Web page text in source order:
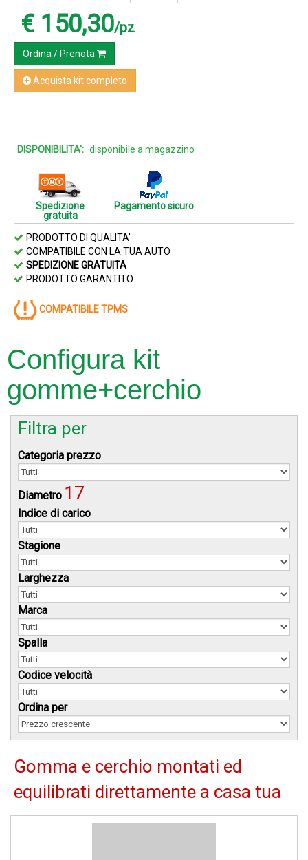
€ 150,30/pz
Ordina / Prenota
Acquista kit completo
DISPONIBILITA': disponibile a magazzino
Spedizione
gratuita
Pagamento sicuro
PRODOTTO DI QUALITA'
COMPATIBILE CON LA TUA AUTO
SPEDIZIONE GRATUITA
PRODOTTO GARANTITO
COMPATIBILE TPMS
Configura kit
gomme+cerchio
Filtra per
Categoria prezzo
Diametro 17
Indice di carico
Stagione
Larghezza
Marca
Spalla
Codice velocità
Ordina per
Gomma e cerchio montati ed
equilibrati direttamente a casa tua